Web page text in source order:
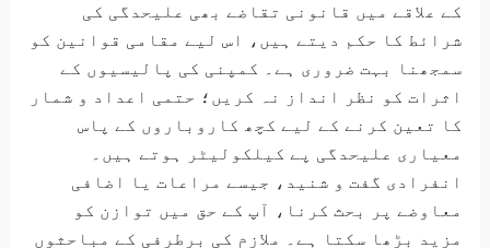
کے علاقے میں قانونی تقاضے بھی علیحدگی کی
شرائط کا حکم دیتے ہیں، اس لیے مقامی قوانین کو
سمجھنا بہت ضروری ہے۔ کمپنی کی پالیسیوں کے
اثرات کو نظر انداز نہ کریں؛ حتمی اعداد و شمار
کا تعین کرنے کے لیے کچھ کاروباروں کے پاس
معیاری علیحدگی پے کیلکولیٹر ہوتے ہیں۔
انفرادی گفت و شنید، جیسے مراعات یا اضافی
معاوضے پر بحث کرنا، آپ کے حق میں توازن کو
مزید بڑھا سکتا ہے۔ ملازم کی برطرفی کے مباحثوں